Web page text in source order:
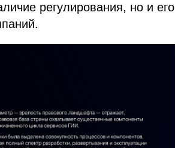
регулирования, но и его